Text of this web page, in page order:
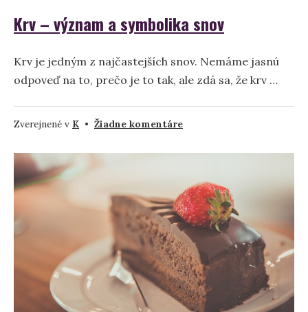
Krv – význam a symbolika snov
Krv je jedným z najčastejších snov. Nemáme jasnú
odpoveď na to, prečo je to tak, ale zdá sa, že krv …
Zverejnené v K • Žiadne komentárena
–
a
symbolika
snov